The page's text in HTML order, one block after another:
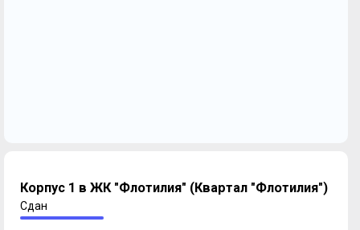
Корпус 1 в ЖК "Флотилия" (Квартал "Флотилия")
Сдан